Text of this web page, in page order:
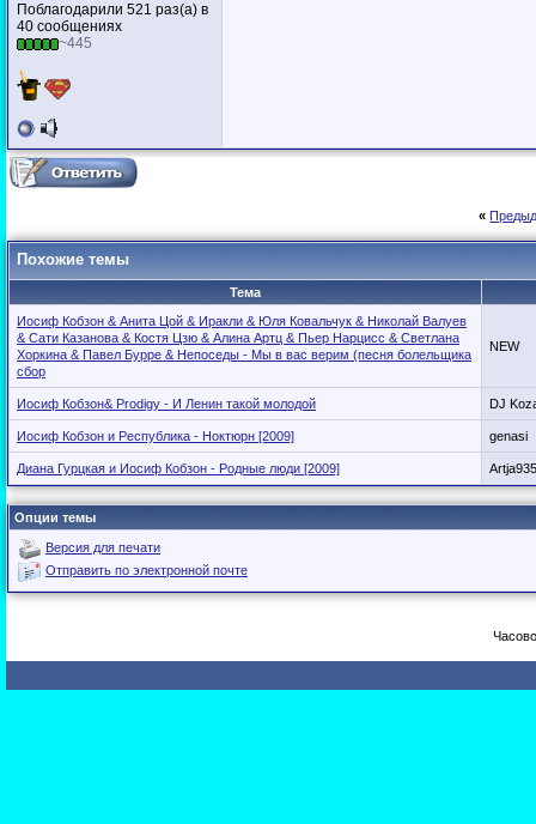
Поблагодарили 521 раз(а) в
40 сообщениях
~445
«
Похожие темы
Тема
Иосиф Кобзон & Анита Цой & Иракли & Юля Ковальчук & Николай Валуев
& Сати Казанова & Костя Цзю & Алина Артц & Пьер Нарцисс & Светлана
Хоркина & Павел Бурре & Непоседы - Мы в вас верим (песня болельщика
сбор
NEW
Иосиф Кобзон& Prodigy - И Ленин такой молодой DJ
Иосиф Кобзон и Республика - Ноктюрн [2009] genasi
Диана Гурцкая и Иосиф Кобзон - Родные люди [2009]
Опции темы
Версия для печати
Отправить по электронной почте